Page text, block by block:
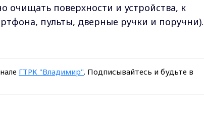
очищать поверхности и устройства, к
пульты, дверные ручки и поручни).
ГТРК "Владимир". Подписывайтесь и будьте в